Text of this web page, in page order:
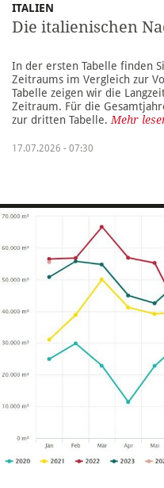
ITALIEN
Die italienischen
In der ersten Tabelle finden
Zeitraums im Vergleich zur
Tabelle zeigen wir die
Zeitraum. Für die
zur dritten Tabelle. Mehr
17.07.2026 - 07:30